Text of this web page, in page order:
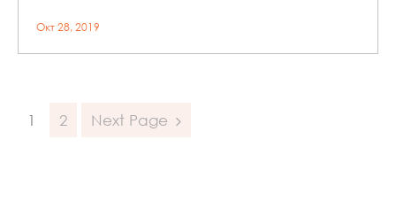
Окт 28, 2019
Posts
1 2 Next Page